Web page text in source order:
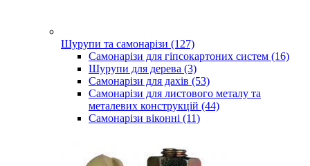
Шурупи та самонарізи (127)
Самонарізи для гіпсокартоних систем (16)
Шурупи для дерева (3)
Самонарізи для дахів (53)
Самонарізи для листового металу та
металевих конструкцій (44)
Самонарізи віконні (11)